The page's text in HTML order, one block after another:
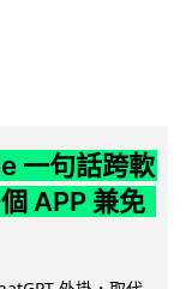
一句話跨軟
APP 兼免